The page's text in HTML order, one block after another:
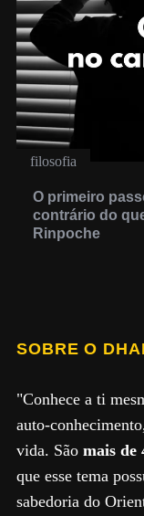
n
a
t
i
o
n
filosofia
O primeiro
contrário do
Rinpoche
SOBRE O
"Conhece a ti
auto-
vida. São mais de
que esse tema
sabedoria do